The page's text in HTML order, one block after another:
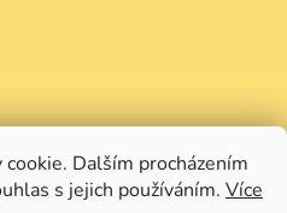
Dalším procházením
s jejich používáním. Více